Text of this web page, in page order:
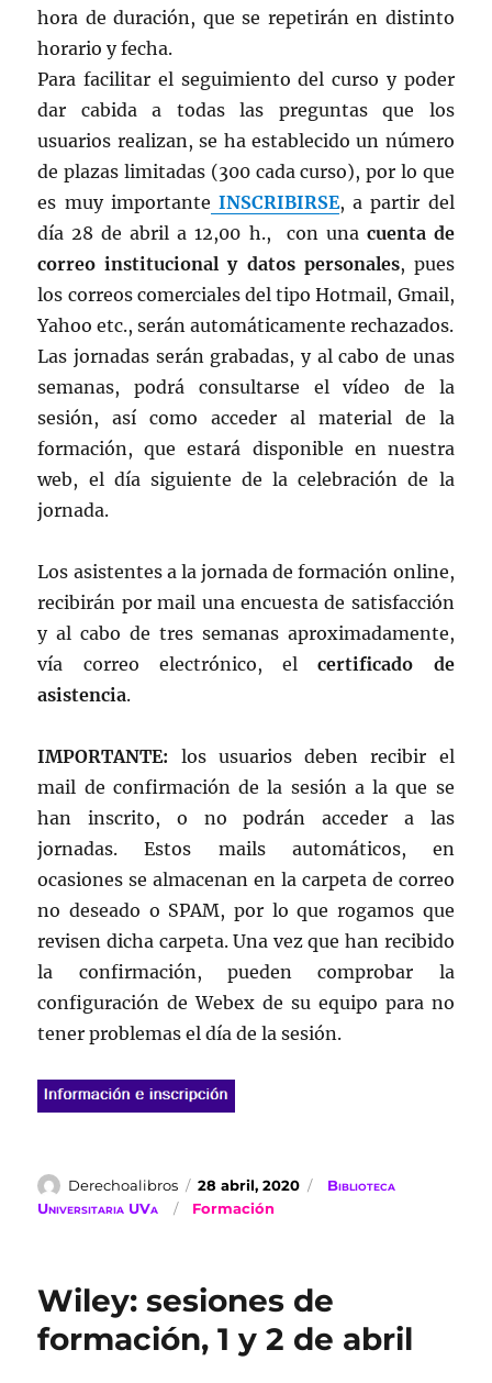
hora de duración, que se repetirán en distinto
horario y fecha.
Para facilitar el seguimiento del curso y poder
dar cabida a todas las preguntas que los
usuarios realizan, se ha establecido un número
de plazas limitadas (300 cada curso), por lo que
es muy importante INSCRIBIRSE, a partir del
día 28 de abril a 12,00 h., con una cuenta de
correo institucional y datos personales, pues
los correos comerciales del tipo Hotmail, Gmail,
Yahoo etc., serán automáticamente rechazados.
Las jornadas serán grabadas, y al cabo de unas
semanas, podrá consultarse el vídeo de la
sesión, así como acceder al material de la
formación, que estará disponible en nuestra
web, el día siguiente de la celebración de la
jornada.
Los asistentes a la jornada de formación online,
recibirán por mail una encuesta de satisfacción
y al cabo de tres semanas aproximadamente,
vía correo electrónico, elcertificado de
asistencia.
IMPORTANTE: los usuarios deben recibir el
mail de confirmación de la sesión a la que se
han inscrito, o no podrán acceder a las
jornadas. Estos mails automáticos, en
ocasiones se almacenan en la carpeta de correo
no deseado o SPAM, por lo que rogamos que
revisen dicha carpeta. Una vez que han recibido
la confirmación, pueden comprobar la
configuración de Webex de su equipo para no
tener problemas el día de la sesión.
Autor
Derechoalibros
Publicado
el
28 abril, 2020 Categorías
Biblioteca
Universitaria UVa
Etiquetas
Formación
Wiley: sesiones de
formación, 1 y 2 de abril